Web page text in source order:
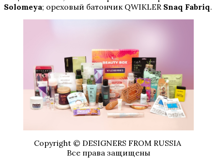
Solomeya; ореховый батончик QWIKLER Snaq Fabriq.
Copyright © DESIGNERS FROM RUSSIA
Все права защищены